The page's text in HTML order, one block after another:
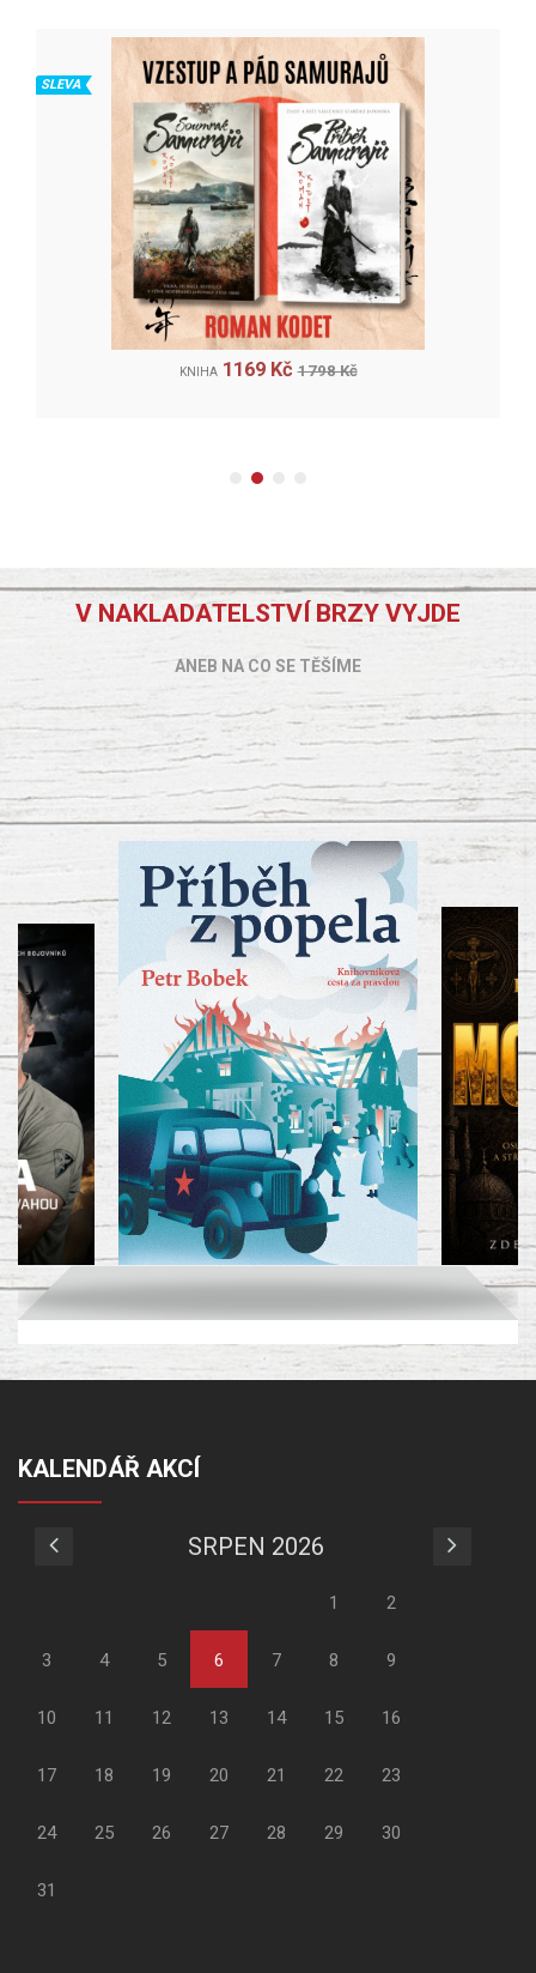
SLEVA
KNIHA 1169 Kč 1798 Kč
V NAKLADATELSTVÍ BRZY VYJDE
ANEB NA CO SE TĚŠÍME
KALENDÁŘ AKCÍ
SRPEN 2026
1 2
3 4 5 6 7 8 9
10 11 12 13 14 15 16
17 18 19 20 21 22 23
24 25 26 27 28 29 30
31